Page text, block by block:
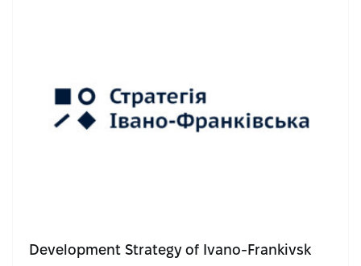
Development Strategy of Ivano-Frankivsk